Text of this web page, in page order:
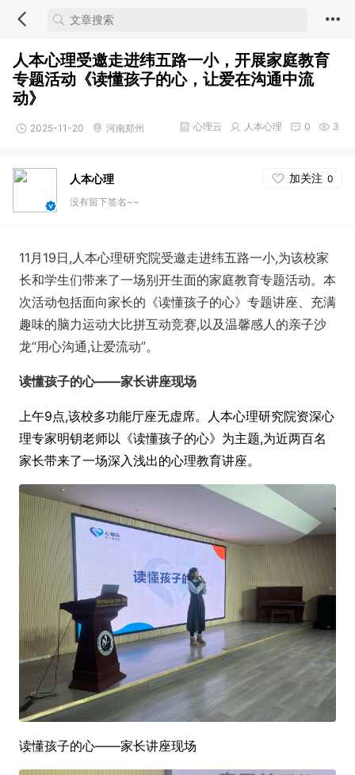
人本心理受邀走进纬五路一小，开展家庭教育
专题活动《读懂孩子的心，让爱在沟通中流
动》
2025-11-20 河南郑州 3
0
人本心理
心理云
人本心理 加关注 0
没有留下签名~~
11月19日,人本心理研究院受邀走进纬五路一小,为该校家
长和学生们带来了一场别开生面的家庭教育专题活动。本
次活动包括面向家长的《读懂孩子的心》专题讲座、充满
趣味的脑力运动大比拼互动竞赛,以及温馨感人的亲子沙
龙“用心沟通,让爱流动”。
读懂孩子的心——家长讲座现场
上午9点,该校多功能厅座无虚席。人本心理研究院资深心
理专家明钥老师以《读懂孩子的心》为主题,为近两百名
家长带来了一场深入浅出的心理教育讲座。
读懂孩子的心——家长讲座现场